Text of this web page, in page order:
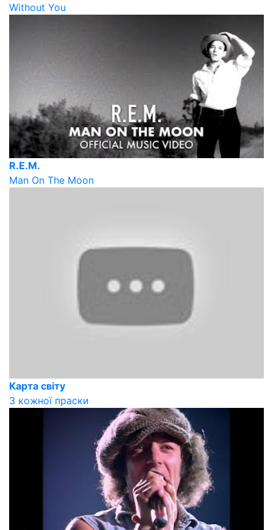
Without You
R.E.M.
Man On The Moon
Карта світу
З кожної праски